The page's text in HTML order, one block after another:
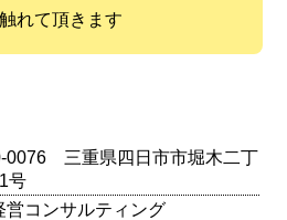
れて頂きます
0076 三重県四日市市堀木二丁
号
営コンサルティング